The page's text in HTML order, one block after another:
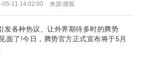
05-11 14:02:00 来源:搜狐
发各种热议、让外界期待多时的腾势
面了!今日，腾势官方正式宣布将于5月